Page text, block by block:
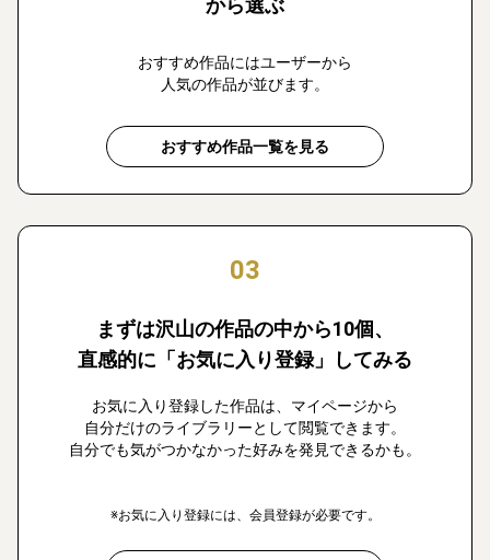
おすすめ作品にはユーザーから
人気の作品が並びます。
おすすめ作品一覧を見る
03
まずは沢山の作品の中から10個、
直感的に「お気に入り登録」してみる
お気に入り登録した作品は、マイページから
自分だけのライブラリーとして閲覧できます。
自分でも気がつかなかった好みを発見できるかも。
※お気に入り登録には、会員登録が必要です。